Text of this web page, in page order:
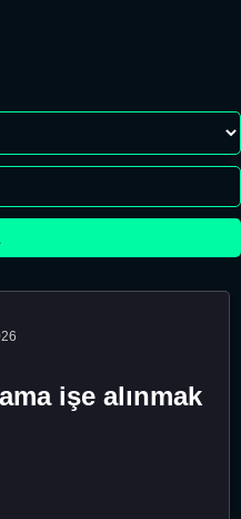
işe alınmak